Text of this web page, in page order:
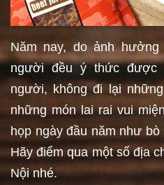
Năm nay, do ảnh hưởng
người đều ý thức được
người, không đi lại
những món lai rai vui
họp ngày đầu năm như
Hãy điểm qua một số địa
Nội nhé.